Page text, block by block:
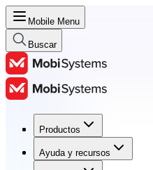
Mobile Menu
Buscar
Productos
Ayuda y recursos
Productos
Ayuda y recursos